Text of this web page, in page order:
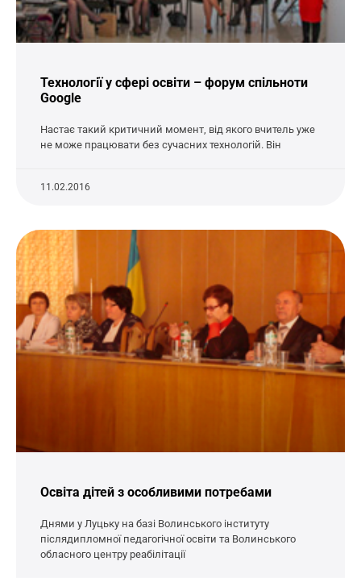
Технології у сфері освіти – форум спільноти
Google
Настає такий критичний момент, від якого вчитель уже
не може працювати без сучасних технологій. Він
11.02.2016
Освіта дітей з особливими потребами
Днями у Луцьку на базі Волинського інституту
післядипломної педагогічної освіти та Волинського
обласного центру реабілітації